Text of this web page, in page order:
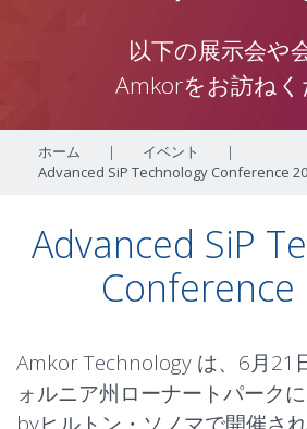
以下の展示会や
Amkorをお訪ね
ホーム | イベント
|
Advanced SiP Technology Conference
Advanced SiP
Conference
Amkor Technology は、6月21
ォルニア州ローナートパーク